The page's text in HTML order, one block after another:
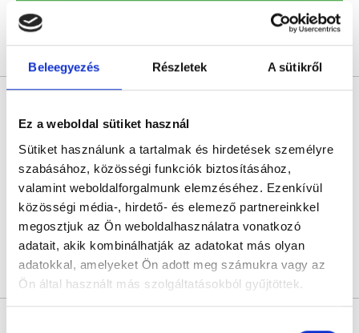
Beleegyezés Részletek A sütikről
Ez a weboldal sütiket használ
Sütiket használunk a tartalmak és hirdetések személyre
szabásához, közösségi funkciók biztosításához,
valamint weboldalforgalmunk elemzéséhez. Ezenkívül
közösségi média-, hirdető- és elemező partnereinkkel
megosztjuk az Ön weboldalhasználatra vonatkozó
adatait, akik kombinálhatják az adatokat más olyan
adatokkal, amelyeket Ön adott meg számukra vagy az
Ön által használt más szolgáltatásokból gyűjtöttek.
Radio Dental - Batthyány tér
Budapest, I. kerület, Fő utca 56-58.
Következő időpont:holnap
Árlista Összes időpont Profil